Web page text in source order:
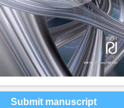
Submit manuscript